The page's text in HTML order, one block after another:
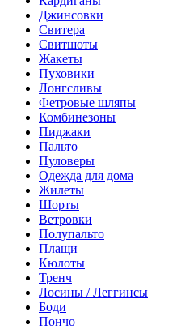
Джинсовки
Свитера
Свитшоты
Жакеты
Пуховики
Лонгсливы
Фетровые шляпы
Комбинезоны
Пиджаки
Пальто
Пуловеры
Одежда для дома
Жилеты
Шорты
Ветровки
Полупальто
Плащи
Кюлоты
Тренч
Лосины / Леггинсы
Боди
Пончо